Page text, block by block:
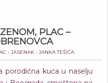
PLAC –
• JASENAK • JANKA TEŠIĆA
porodična kuća u naselju